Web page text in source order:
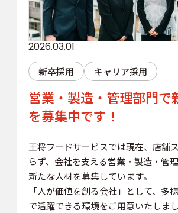
2026.03.01
新卒採用 キャリア採用
営業・製造・管理部門で
を募集中です！
王将フードサービスでは現在、店舗
らず、会社を支える営業・製造・管
新たな人材を募集しています。
「人が価値を創る会社」として、多
で活躍できる環境をご用意いたしまし